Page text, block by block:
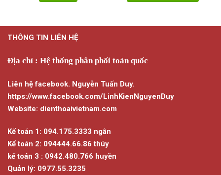
THÔNG TIN LIÊN HỆ
Địa chỉ : Hệ thống phân phối toàn quốc
Liên hệ facebook. Nguyễn Tuấn Duy.
https://www.facebook.com/LinhKienNguyenDuy
Website: dienthoaivietnam.com
Kế toán 1: 094.175.3333 ngân
Kế toán 2: 094444.66.86 thúy
kế toán 3 : 0942.480.766 huyền
Quản lý: 0977.55.3235